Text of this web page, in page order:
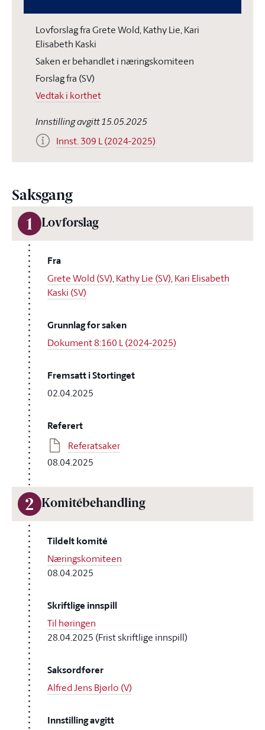
Lovforslag fra Grete Wold, Kathy Lie, Kari
Elisabeth Kaski
Saken er behandlet i næringskomiteen
Forslag fra (SV)
Vedtak i korthet
Innstilling avgitt 15.05.2025
Innst. 309 L (2024-2025)
Saksgang
1 Lovforslag
Fra
Grete Wold (SV),Kathy Lie (SV),Kari Elisabeth
Kaski (SV)
Grunnlag for saken
Dokument 8:160 L (2024-2025)
Fremsatt i Stortinget
02.04.2025
Referert
Referatsaker
08.04.2025
2 Komitébehandling
Tildelt komité
Næringskomiteen
08.04.2025
Skriftlige innspill
Til høringen
28.04.2025 (Frist skriftlige innspill)
Saksordfører
Alfred Jens Bjørlo (V)
Innstilling avgitt